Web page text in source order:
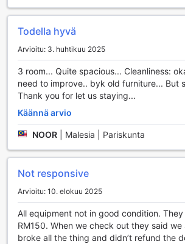
Todella hyvä
Arvioitu: 3. huhtikuu 2025
3 room... Quite spacious... Cleanliness:
need to improve.. byk old furniture... But
Thank you for let us staying...
Käännä arvio
NOOR Malesia | Pariskunta
Not responsive
Arvioitu: 10. elokuu 2025
All equipment not in good condition.
RM150. When we check out they said we
broke all the thing and didn’t refund the